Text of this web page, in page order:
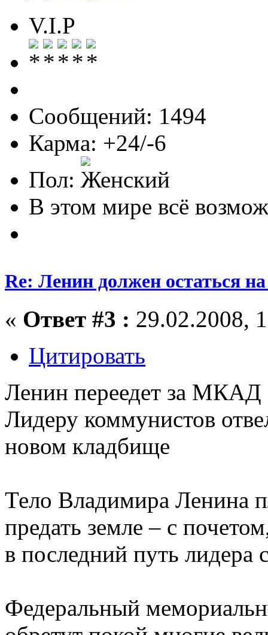
V.I.P
Сообщений: 1494
Карма: +24/-6
Пол:
В этом мире всё
Re: Ленин должен остаться
« Ответ #3 : 29.02.2008,
Цитировать
Ленин переедет за МКАД
Лидеру коммунистов
новом кладбище
Тело Владимира Ленина
предать земле – с
в последний путь лидера
Федеральный